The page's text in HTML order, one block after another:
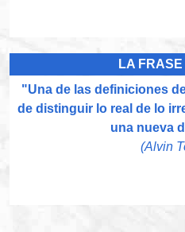
LA
"Una de las definiciones
de distinguir lo real de lo
una nueva
(Alvin